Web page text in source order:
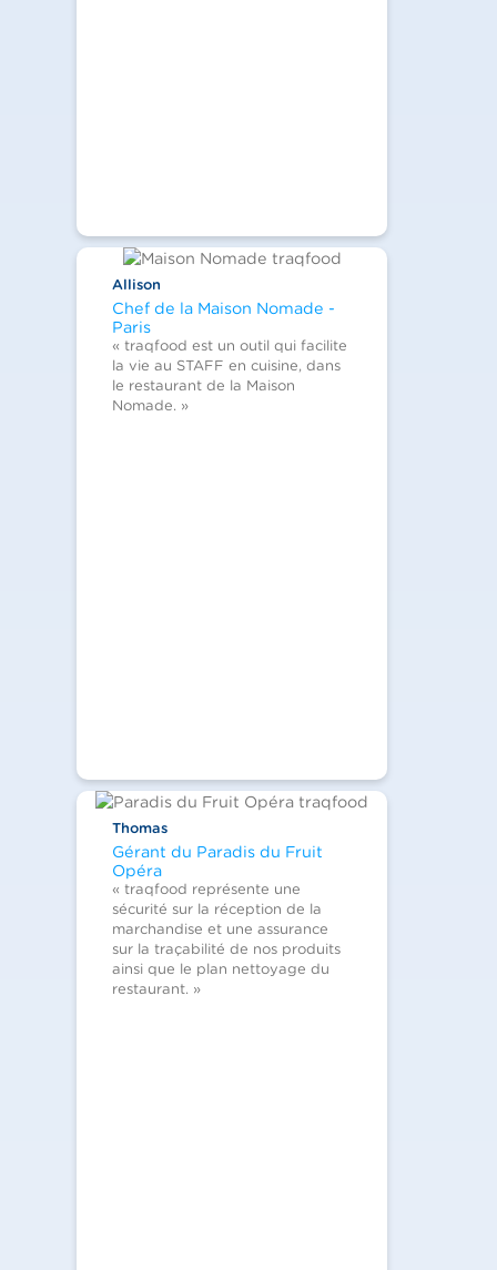
Allison
Chef de la Maison Nomade -
Paris
« traqfood est un outil qui facilite
la vie au STAFF en cuisine, dans
le restaurant de la Maison
Nomade. »
Thomas
Gérant du Paradis du Fruit
Opéra
« traqfood représente une
sécurité sur la réception de la
marchandise et une assurance
sur la traçabilité de nos produits
ainsi que le plan nettoyage du
restaurant. »